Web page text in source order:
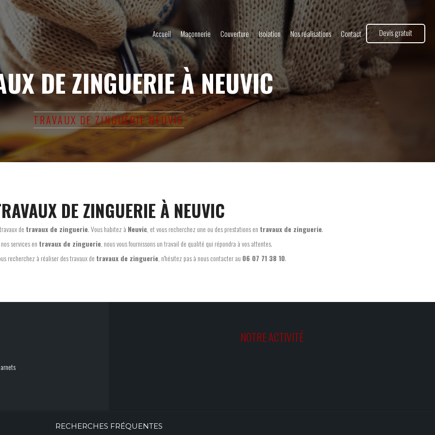
Accueil Maçonnerie Couverture Isolation Nos réalisations Contact Devis gratuit
DE ZINGUERIE À NEUVIC
TRAVAUX DE ZINGUERIE NEUVIC
DE ZINGUERIE À NEUVIC
de travaux de zinguerie. Vous habitez à Neuvic , et vous recherchez une ou des prestations en travaux de zinguerie.
services en travaux de zinguerie, nous vous fournissons un travail de qualité qui répondra à vos attentes.
recherchez à réaliser des travaux de travaux de zinguerie, n'hésitez pas à nous contacter au 06 07 71 38 10.
NOTRE ACTIVITÉ
RECHERCHES FRÉQUENTES